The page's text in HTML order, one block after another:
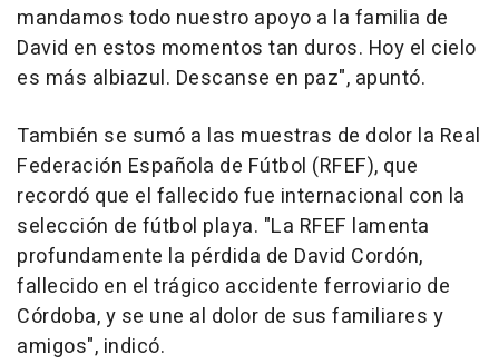
mandamos todo nuestro apoyo a la familia de
David en estos momentos tan duros. Hoy el cielo
es más albiazul. Descanse en paz", apuntó.
También se sumó a las muestras de dolor la Real
Federación Española de Fútbol (RFEF), que
recordó que el fallecido fue internacional con la
selección de fútbol playa. "La RFEF lamenta
profundamente la pérdida de David Cordón,
fallecido en el trágico accidente ferroviario de
Córdoba, y se une al dolor de sus familiares y
amigos", indicó.